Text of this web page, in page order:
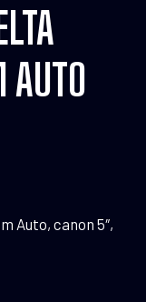
Auto, canon 5″,